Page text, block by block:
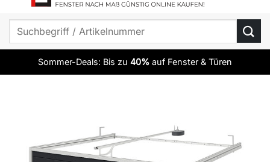
Suchen
Sommer-Deals: Bis zu 40% auf Fenster & Türen